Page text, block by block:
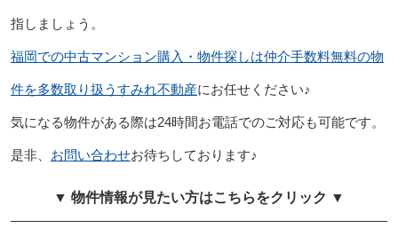
指しましょう。
福岡での中古マンション購入・物件探しは仲介手数料無料の物
件を多数取り扱うすみれ不動産にお任せください♪
気になる物件がある際は24時間お電話でのご対応も可能です。
是非、 お問い合わせお待ちしております♪
▼ 物件情報が見たい方はこちらをクリック ▼